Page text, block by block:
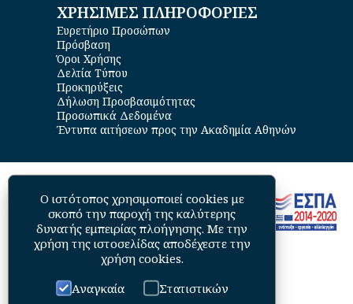
ΧΡΗΣΙΜΕΣ ΠΛΗΡΟΦΟΡΙΕΣ
Ευρετήριο Προσώπων
Πρόσβαση
Όροι Χρήσης
Δελτία Τύπου
Προκηρύξεις
Δήλωση Προσβασιμότητας
Προσωπικά Δεδομένα
Έντυπα αιτήσεων προς την Ακαδημία Αθηνών
Ο ιστότοπος χρησιμοποιεί cookies με
σκοπό την παροχή της καλύτερης
δυνατής εμπειρίας πλοήγησης. Με την
χρήση της ιστοσελίδας αποδέχεστε την
χρήση cookies.
Αναγκαία
Στατιστικών